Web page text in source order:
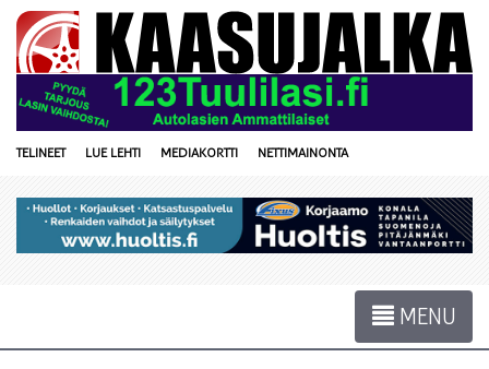
TELINEET LUE LEHTI MEDIAKORTTI NETTIMAINONTA
MENU